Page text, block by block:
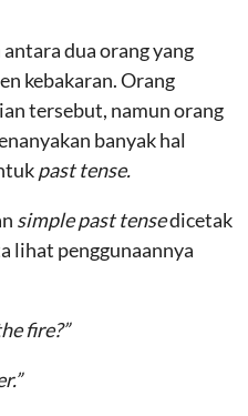
dua orang yang
kebakaran. Orang
tersebut, namun orang
banyak hal
past tense.
simple past tensedicetak
lihat penggunaannya
fire?”